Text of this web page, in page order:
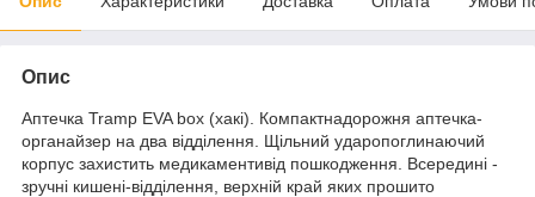
Опис
Аптечка Tramp EVA box (хакі). Компактнадорожня аптечка-
органайзер на два відділення. Щільний ударопоглинаючий
корпус захистить медикаментивід пошкодження. Всередині -
зручні кишені-відділення, верхній край яких прошито